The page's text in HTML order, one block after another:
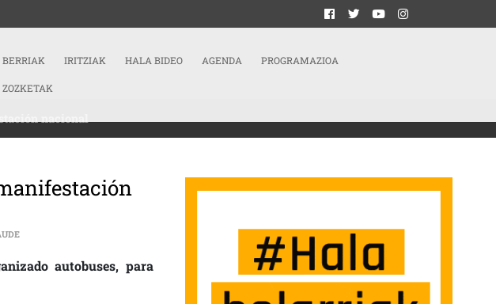
BERRIAK IRITZIAK HALA BIDEO AGENDA PROGRAMAZIOA
ZOZKETAK
nacional
LOS SINDICATOS DE VIVIENDA DE EUSKAL HERRIA CONVOCAN MANIFESTACIÓN NACIONAL SARRERAN
autobuses, para